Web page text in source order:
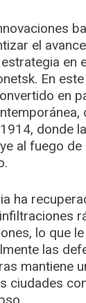
el
en
En
en
donde
al fuego
ha
lo que
las
mantiene
ciudades